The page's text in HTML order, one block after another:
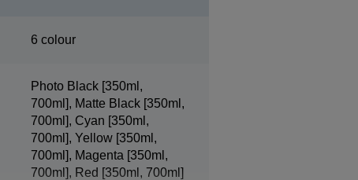
6 colour
Photo Black [350ml,
700ml], Matte Black [350ml,
700ml], Cyan [350ml,
700ml], Yellow [350ml,
700ml], Magenta [350ml,
700ml], Red [350ml, 700ml]